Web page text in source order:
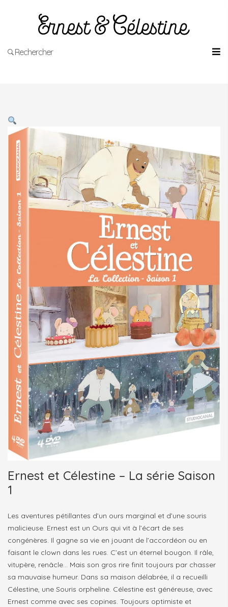
Rechercher
Ernest et Célestine – La série Saison
1
Les aventures pétillantes d’un ours marginal et d’une souris
malicieuse. Ernest est un Ours qui vit à l’écart de ses
congénères. Il gagne sa vie en jouant de l’accordéon ou en
faisant le clown dans les rues. C’est un éternel bougon. Il râle,
vitupère, renâcle… Mais son gros rire finit toujours par chasser
sa mauvaise humeur. Dans sa maison délabrée, il a recueilli
Célestine, une Souris orpheline. Célestine est généreuse, avec
Ernest comme avec ses copines. Toujours optimiste et